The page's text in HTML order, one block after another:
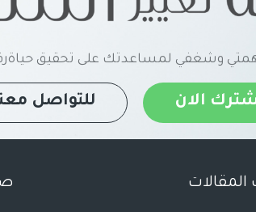
وشغفي لمساعدتك على تحقيق
الان للتواصل
المقالات